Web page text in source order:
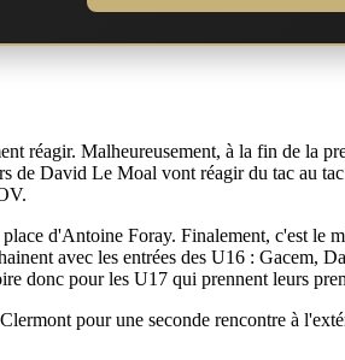
réagir. Malheureusement, à la fin de la
de David Le Moal vont réagir du tac au
d'Antoine Foray. Finalement, c'est
avec les entrées des U16 :
donc pour les U17 qui prennent leurs
pour une seconde rencontre à